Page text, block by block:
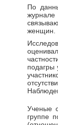
По
журнале
женщин.
Ученые
группе